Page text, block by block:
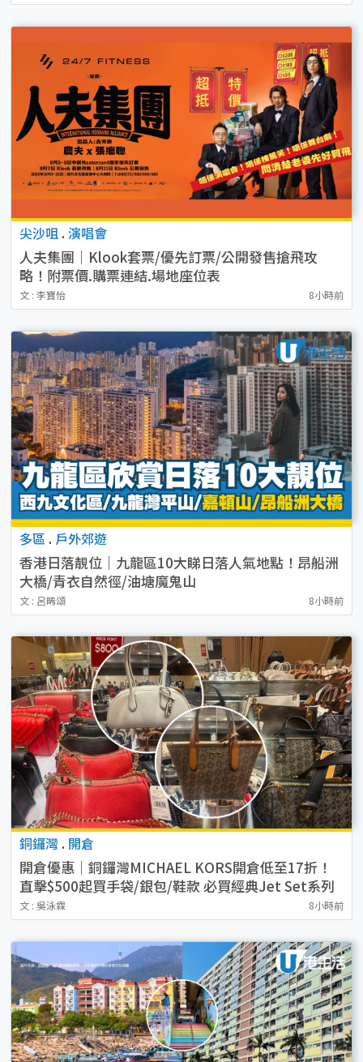
尖沙咀 . 演唱會
人夫集團｜Klook套票/優先訂票/公開發售搶飛攻
略！附票價.購票連結.場地座位表
文 : 李寶怡 8小時前
多區 . 戶外郊遊
香港日落靚位｜九龍區10大睇日落人氣地點！昂船洲
大橋/青衣自然徑/油塘魔鬼山
文 : 呂晞頌 8小時前
銅鑼灣 . 開倉
開倉優惠｜銅鑼灣MICHAEL KORS開倉低至17折！
直擊$500起買手袋/銀包/鞋款 必買經典Jet Set系列
文 : 吳泳霖 8小時前